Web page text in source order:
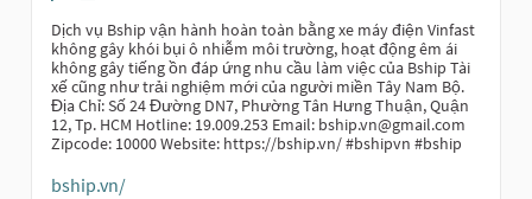
Report
Dịch vụ Bship vận hành hoàn toàn bằng xe máy điện Vinfast
không gây khói bụi ô nhiễm môi trường, hoạt động êm ái
không gây tiếng ồn đáp ứng nhu cầu làm việc của Bship Tài
xế cũng như trải nghiệm mới của người miền Tây Nam Bộ.
Địa Chỉ: Số 24 Đường DN7, Phường Tân Hưng Thuận, Quận
12, Tp. HCM Hotline: 19.009.253 Email: bship.vn@gmail.com
Zipcode: 10000 Website: https://bship.vn/ #bshipvn #bship
bship.vn/